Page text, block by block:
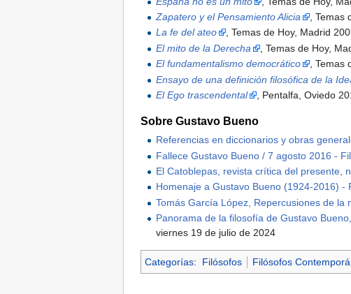
Zapatero y el Pensamiento Alicia
,
La fe del ateo
, Temas de Hoy, Madrid
El mito de la Derecha
, Temas de Hoy,
El fundamentalismo democrático
,
Ensayo de una definición filosófica de la
El Ego trascendental
, Pentalfa, Oviedo
Sobre Gustavo Bueno
Referencias en diccionarios y obras
Fallece Gustavo Bueno / 7 agosto 2016 -
El Catoblepas, revista crítica del presente,
Homenaje a Gustavo Bueno (1924-2016) -
Tomás García López, Repercusiones de la
Panorama de la filosofía de Gustavo
viernes 19 de julio de 2024
Categorías: Filósofos Filósofos